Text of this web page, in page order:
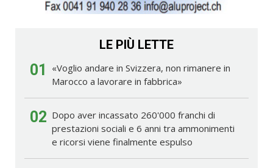
LE PIÙ LETTE
01
«Voglio andare in Svizzera, non rimanere in
Marocco a lavorare in fabbrica»
02 Dopo aver incassato 260'000 franchi di
prestazioni sociali e 6 anni tra ammonimenti
e ricorsi viene finalmente espulso